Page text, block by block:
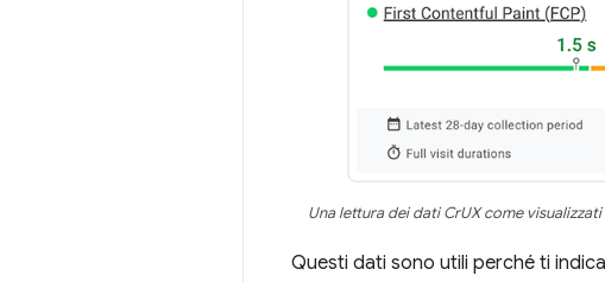
Una lettura dei dati CrUX come
Questi dati sono utili perché ti